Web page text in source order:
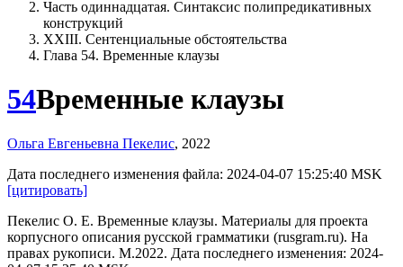
Часть одиннадцатая. Синтаксис полипредикативных
конструкций
XXIII. Сентенциальные обстоятельства
Глава 54. Временные клаузы
54Временные клаузы
Ольга Евгеньевна Пекелис, 2022
Дата последнего изменения файла: 2024-04-07 15:25:40 MSK
[цитировать]
Пекелис О. Е. Временные клаузы. Материалы для проекта
корпусного описания русской грамматики (rusgram.ru). На
правах рукописи. М.2022. Дата последнего изменения: 2024-